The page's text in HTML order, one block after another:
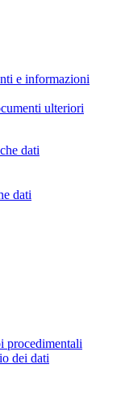
e informazioni
ulteriori
dati
dati
procedimentali
dei dati